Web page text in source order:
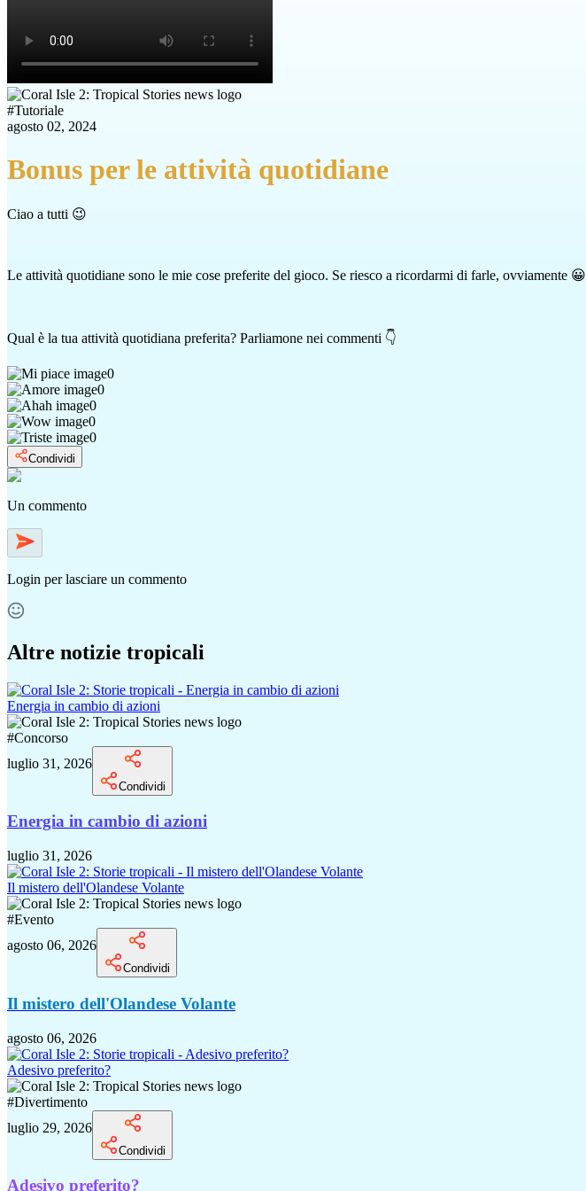
#Tutoriale
agosto 02, 2024
Bonus per le attività quotidiane
Ciao a tutti 😉
Le attività quotidiane sono le mie cose preferite del gioco. Se riesco a ricordarmi di farle, ovviamente 😀
Qual è la tua attività quotidiana preferita? Parliamone nei commenti 👇
0
0
0
0
0
Condividi
Un commento
Login per lasciare un commento
Altre notizie tropicali
Energia in cambio di azioni
#Concorso
luglio 31, 2026
Condividi
Energia in cambio di azioni
luglio 31, 2026
Il mistero dell'Olandese Volante
#Evento
agosto 06, 2026
Condividi
Il mistero dell'Olandese Volante
agosto 06, 2026
Adesivo preferito?
#Divertimento
luglio 29, 2026
Condividi
Adesivo preferito?